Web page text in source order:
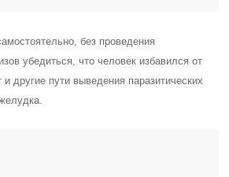
без проведения
убедиться, что человек избавился от
другие пути выведения паразитических